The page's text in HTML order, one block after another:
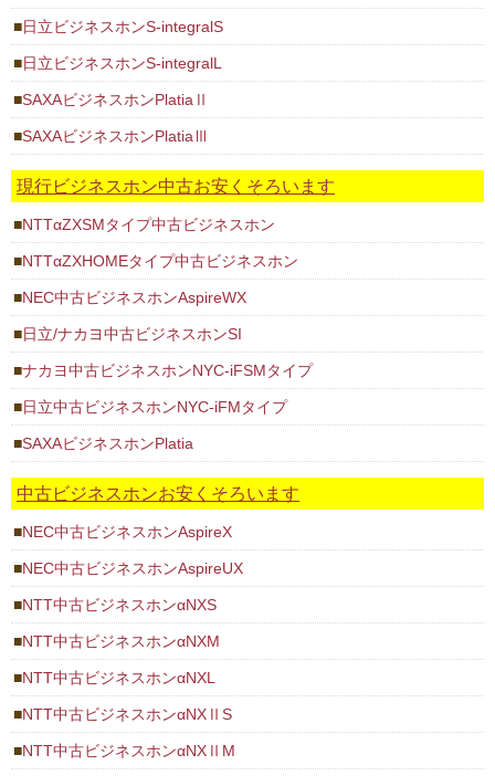
日立ビジネスホンS-integralS
日立ビジネスホンS-integralL
SAXAビジネスホンPlatiaⅡ
SAXAビジネスホンPlatiaⅢ
現行ビジネスホン中古お安くそろいます
NTTαZXSMタイプ中古ビジネスホン
NTTαZXHOMEタイプ中古ビジネスホン
NEC中古ビジネスホンAspireWX
日立/ナカヨ中古ビジネスホンSI
ナカヨ中古ビジネスホンNYC-iFSMタイプ
日立中古ビジネスホンNYC-iFMタイプ
SAXAビジネスホンPlatia
中古ビジネスホンお安くそろいます
NEC中古ビジネスホンAspireX
NEC中古ビジネスホンAspireUX
NTT中古ビジネスホンαNXS
NTT中古ビジネスホンαNXM
NTT中古ビジネスホンαNXL
NTT中古ビジネスホンαNXⅡS
NTT中古ビジネスホンαNXⅡM